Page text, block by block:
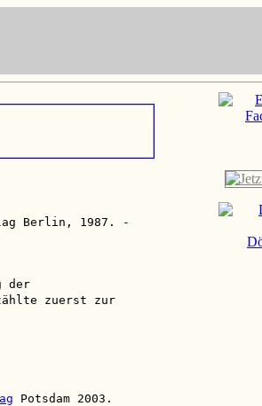
Berlin, 1987. -
der
zuerst zur
Potsdam 2003.